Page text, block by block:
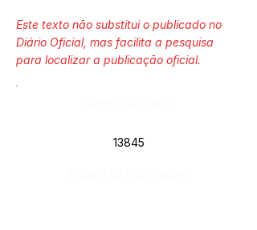
Este texto não substitui o publicado no
Diário Oficial, mas facilita a pesquisa
para localizar a publicação oficial.
13845